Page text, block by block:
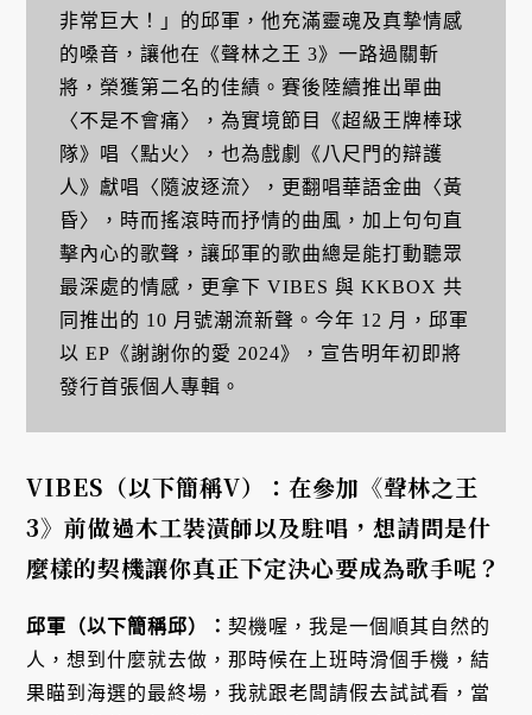
非常巨大！」的邱軍，他充滿靈魂及真摯情感
的嗓音，讓他在《聲林之王 3》一路過關斬
將，榮獲第二名的佳績。賽後陸續推出單曲
〈不是不會痛〉，為實境節目《超級王牌棒球
隊》唱〈點火〉，也為戲劇《八尺門的辯護
人》獻唱〈隨波逐流〉，更翻唱華語金曲〈黃
昏〉，時而搖滾時而抒情的曲風，加上句句直
擊內心的歌聲，讓邱軍的歌曲總是能打動聽眾
最深處的情感，更拿下 VIBES 與 KKBOX 共
同推出的 10 月號潮流新聲。今年 12 月，邱軍
以 EP《謝謝你的愛 2024》，宣告明年初即將
發行首張個人專輯。
VIBES（以下簡稱V）：在參加《聲林之王
3》前做過木工裝潢師以及駐唱，想請問是什
麼樣的契機讓你真正下定決心要成為歌手呢？
邱軍（以下簡稱邱）： 契機喔，我是一個順其自然的
人，想到什麼就去做，那時候在上班時滑個手機，結
果瞄到海選的最終場，我就跟老闆請假去試試看，當